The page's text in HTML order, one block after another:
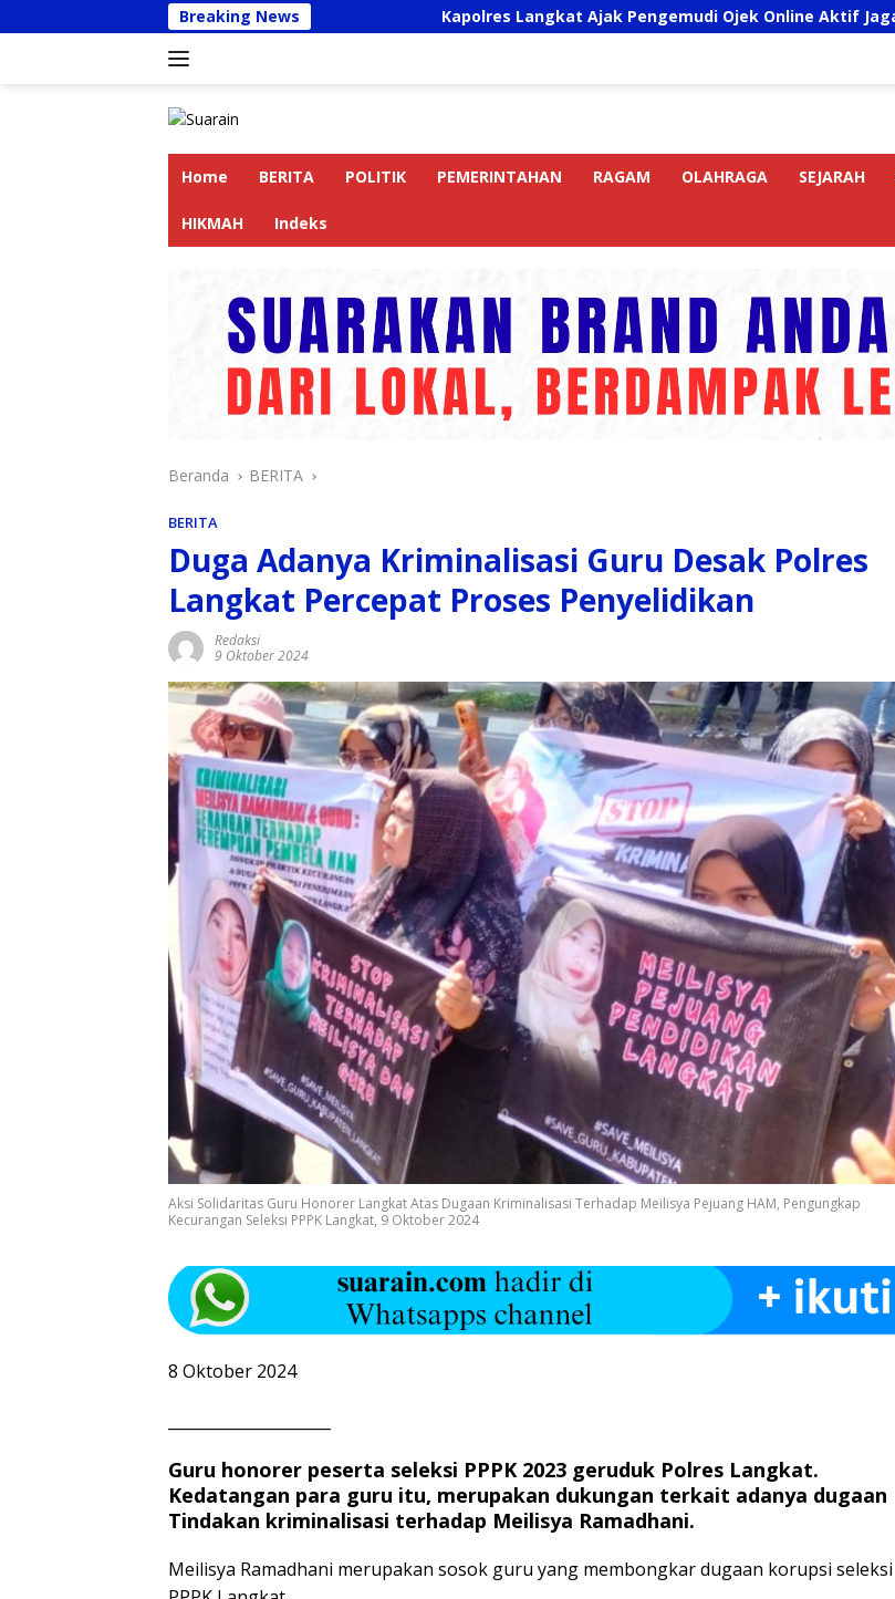
ke
Breaking NewsKapolres Langkat Ajak Pengemudi Ojek Online Aktif Jaga Kamtibmas Jelang
Home BERITA POLITIK PEMERINTAHAN RAGAM OLAHRAGA SEJARAH
HIKMAH Indeks
Beranda BERITA
BERITA
Duga Adanya Kriminalisasi Guru Desak Polres
Langkat Percepat Proses Penyelidikan
Redaksi
9 Oktober 2024
Aksi Solidaritas Guru Honorer Langkat Atas Dugaan Kriminalisasi Terhadap Meilisya Pejuang HAM, Pengungkap
Kecurangan Seleksi PPPK Langkat, 9 Oktober 2024
8 Oktober 2024
Guru honorer peserta seleksi PPPK 2023 geruduk Polres Langkat.
Kedatangan para guru itu, merupakan dukungan terkait adanya dugaan
Tindakan kriminalisasi terhadap Meilisya Ramadhani.
Meilisya Ramadhani merupakan sosok guru yang membongkar dugaan korupsi seleksi